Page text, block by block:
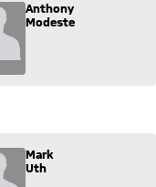
für Anthony
Anthony
Modeste
für Mark Uth (13)
Mark
Uth